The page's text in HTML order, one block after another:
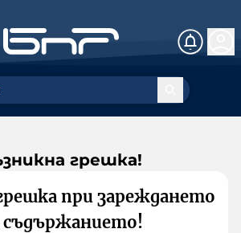
грешка!
при зареждането
съдържанието!